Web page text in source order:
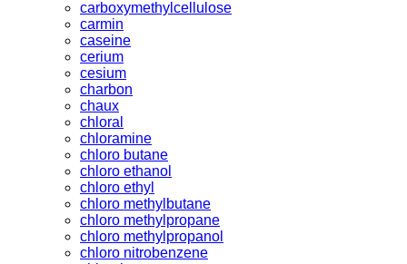
carboxymethylcellulose
carmin
caseine
cerium
cesium
charbon
chaux
chloral
chloramine
chloro butane
chloro ethanol
chloro ethyl
chloro methylbutane
chloro methylpropane
chloro methylpropanol
chloro nitrobenzene